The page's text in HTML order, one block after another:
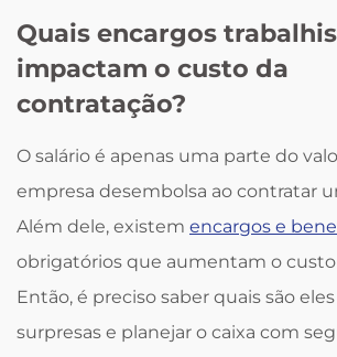
Quais encargos
impactam o custo da
contratação?
O salário é apenas uma parte do
empresa desembolsa ao contratar
Além dele, existem encargos e
obrigatórios que aumentam o custo
Então, é preciso saber quais são
surpresas e planejar o caixa com